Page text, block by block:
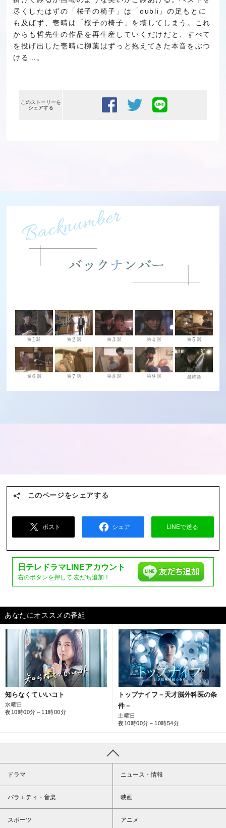
尽くしたはずの「桜子の椅子」は「oubli」の足もとに
も及ばず、壱晴は「桜子の椅子」を壊してしまう。これ
からも哲先生の作品を再生産していくだけだと、すべて
を投げ出した壱晴に柳葉はずっと抱えてきた本音をぶつ
ける…。
このストーリーを
シェアする
このページをシェアする
ポスト シェア LINEで送る
日テレドラマ LINEアカウント
右のボタンを押して 友だち追加！
あなたにオススメの番組
知らなくていいコト
水曜日
夜10時00分～11時00分
トップナイフ－天才脳外科医の条
件－
土曜日
夜10時00分～10時54分
ドラマ ニュース・情報
バラエティ・音楽 映画
スポーツ アニメ